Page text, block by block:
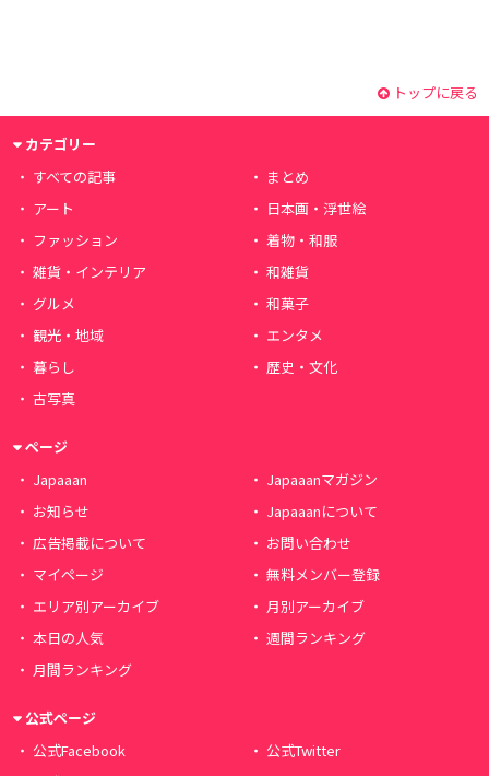
トップに戻る
カテゴリー
すべての記事
まとめ
アート
日本画・浮世絵
ファッション
着物・和服
雑貨・インテリア
和雑貨
グルメ
和菓子
観光・地域
エンタメ
暮らし
歴史・文化
古写真
ページ
Japaaan
Japaaanマガジン
お知らせ
Japaaanについて
広告掲載について
お問い合わせ
マイページ
無料メンバー登録
エリア別アーカイブ
月別アーカイブ
本日の人気
週間ランキング
月間ランキング
公式ページ
公式Facebook
公式Twitter